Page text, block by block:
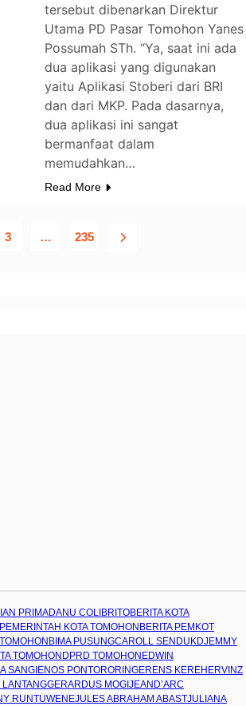
tersebut dibenarkan Direktur
Utama PD Pasar Tomohon Yanes
Possumah STh. “Ya, saat ini ada
dua aplikasi yang digunakan
yaitu Aplikasi Stoberi dari BRI
dan dari MKP. Pada dasarnya,
dua aplikasi ini sangat
bermanfaat dalam
memudahkan…
Read More
3 … 235
PRIMADANU COLIBRITOBERITA KOTA
KOTA TOMOHON BERITA PEMKOT
BIMA PUSUNGCAROLL SENDUKDJEMMY
TOMOHON DPRD TOMOHON EDWIN
SANGI ENOS PONTORORINGERENS KEREH ERVINZ
GERARDUS MOGI JEAND’ARC
RUNTUWENEJULES ABRAHAM ABASTJULIANA